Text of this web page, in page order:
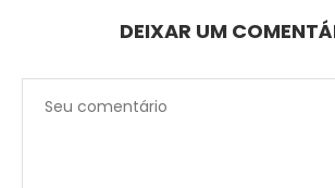
DEIXAR UM